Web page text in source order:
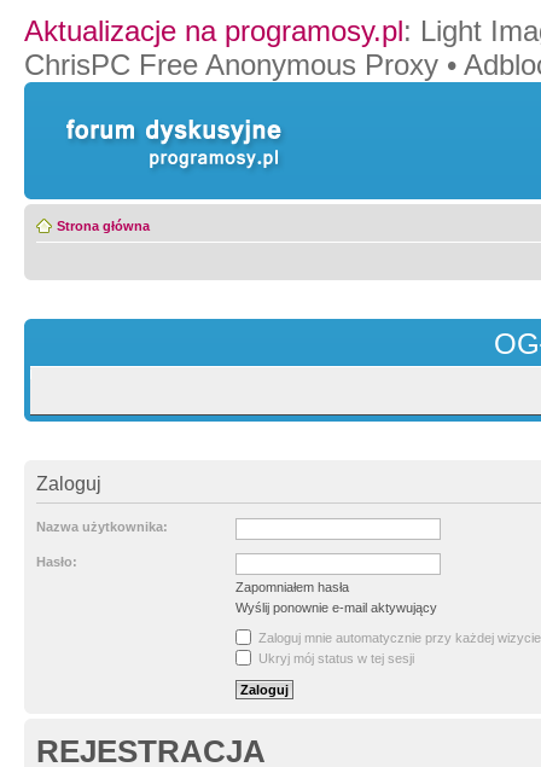
Aktualizacje na programosy.pl: Light
ChrisPC Free Anonymous Proxy •
Strona główna
Zaloguj
Nazwa użytkownika:
Hasło:
Zapomniałem hasła
Wyślij ponownie e-mail aktywujący
Zaloguj mnie automatycznie przy każdej wizycie
Ukryj mój status w tej sesji
REJESTRACJA